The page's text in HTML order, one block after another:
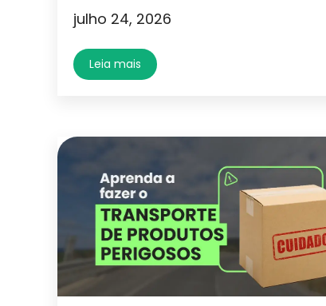
julho 24, 2026
Leia mais